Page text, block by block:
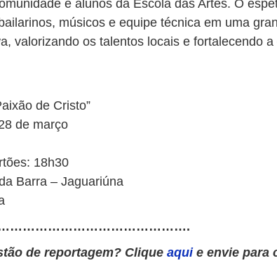
e alunos da Escola das Artes. O
músicos e equipe técnica em uma
valorizando os talentos locais e fortalecendo
de Cristo”
de março
18h30
Barra – Jaguariúna
de reportagem? Clique aqui e envie para